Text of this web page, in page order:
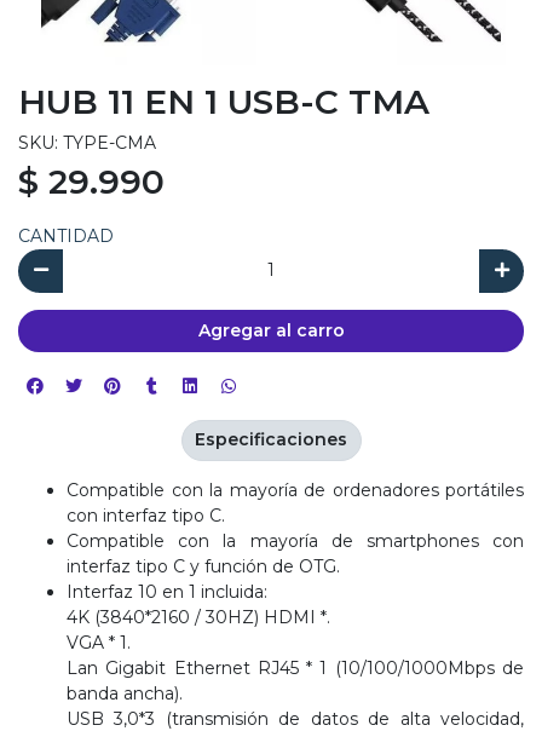
HUB 11 EN 1 USB-C TMA
SKU: TYPE-CMA
$ 29.990
CANTIDAD
Agregar al carro
Compatible con la mayoría de ordenadores portátiles
con interfaz tipo C.
Compatible con la mayoría de smartphones con
interfaz tipo C y función de OTG.
Interfaz 10 en 1 incluida:
4K (3840*2160 / 30HZ) HDMI *.
VGA * 1.
Lan Gigabit Ethernet RJ45 * 1 (10/100/1000Mbps de
banda ancha).
USB 3,0*3 (transmisión de datos de alta velocidad,
Especificaciones